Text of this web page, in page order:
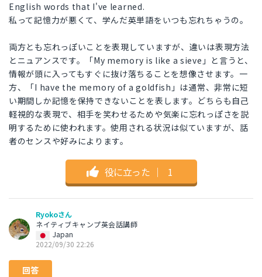
English words that I've learned.
私って記憶力が悪くて、学んだ英単語をいつも忘れちゃうの。
両方とも忘れっぽいことを表現していますが、違いは表現方法
とニュアンスです。「My memory is like a sieve」と言うと、
情報が頭に入ってもすぐに抜け落ちることを想像させます。一
方、「I have the memory of a goldfish」は通常、非常に短
い期間しか記憶を保持できないことを表します。どちらも自己
軽視的な表現で、相手を笑わせるためや気楽に忘れっぽさを説
明するために使われます。使用される状況は似ていますが、話
者のセンスや好みによります。
役に立った ｜ 1
Ryokoさん
ネイティブキャンプ英会話講師
Japan
2022/09/30 22:26
回答